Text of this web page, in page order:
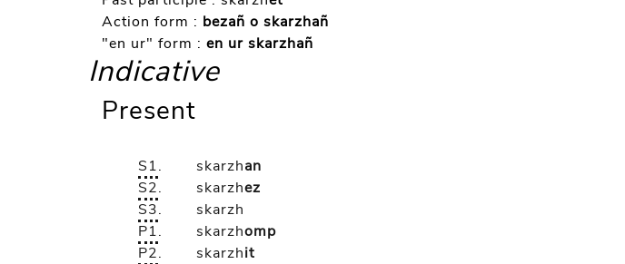
Action form : bezañ o skarzhañ
"en ur" form : en ur skarzhañ
Indicative
Present
S1. skarzhan
S2. skarzhez
S3.
skarzh
P1. skarzhomp
P2. skarzhit